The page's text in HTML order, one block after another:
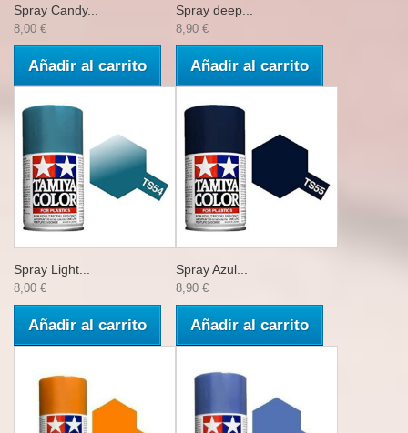
Spray Candy...
8,00 €
Añadir al carrito
Spray deep...
8,90 €
Añadir al carrito
Spray Light...
8,00 €
Añadir al carrito
Spray Azul...
8,90 €
Añadir al carrito